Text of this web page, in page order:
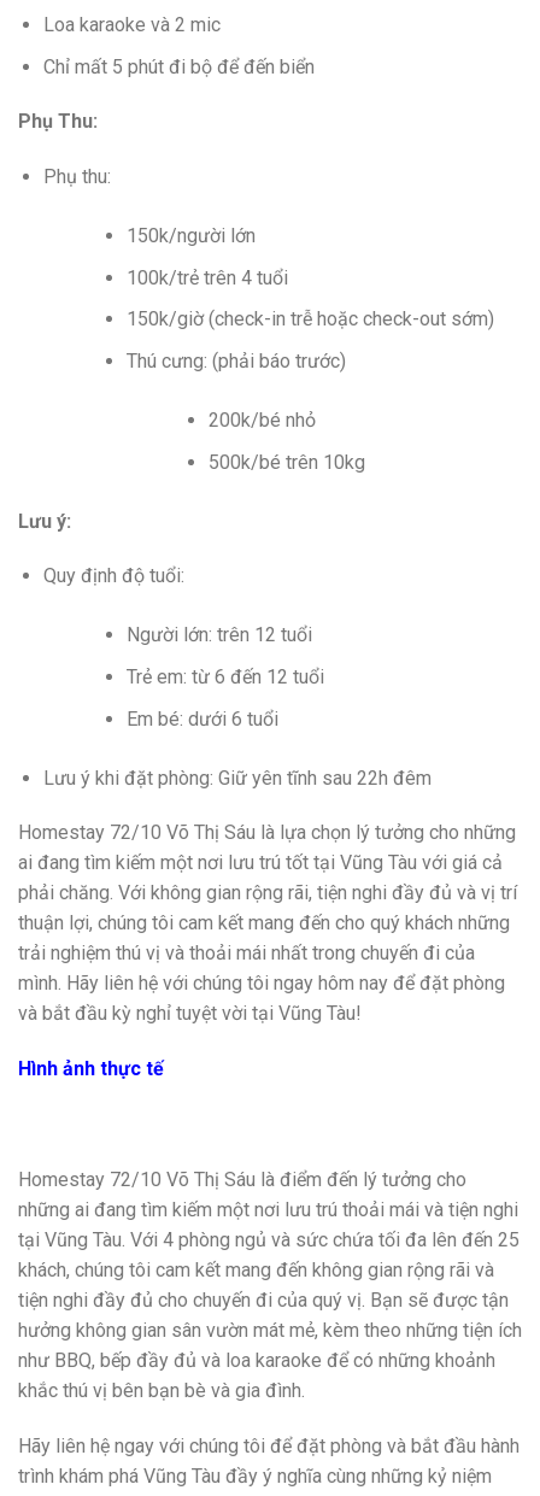
Loa karaoke và 2 mic
Chỉ mất 5 phút đi bộ để đến biển
Phụ Thu:
Phụ thu:
150k/người lớn
100k/trẻ trên 4 tuổi
150k/giờ (check-in trễ hoặc check-out sớm)
Thú cưng: (phải báo trước)
200k/bé nhỏ
500k/bé trên 10kg
Lưu ý:
Quy định độ tuổi:
Người lớn: trên 12 tuổi
Trẻ em: từ 6 đến 12 tuổi
Em bé: dưới 6 tuổi
Lưu ý khi đặt phòng: Giữ yên tĩnh sau 22h đêm
Homestay 72/10 Võ Thị Sáu là lựa chọn lý tưởng cho những
ai đang tìm kiếm một nơi lưu trú tốt tại Vũng Tàu với giá cả
phải chăng. Với không gian rộng rãi, tiện nghi đầy đủ và vị trí
thuận lợi, chúng tôi cam kết mang đến cho quý khách những
trải nghiệm thú vị và thoải mái nhất trong chuyến đi của
mình. Hãy liên hệ với chúng tôi ngay hôm nay để đặt phòng
và bắt đầu kỳ nghỉ tuyệt vời tại Vũng Tàu!
Hình ảnh thực tế
Homestay 72/10 Võ Thị Sáu là điểm đến lý tưởng cho
những ai đang tìm kiếm một nơi lưu trú thoải mái và tiện nghi
tại Vũng Tàu. Với 4 phòng ngủ và sức chứa tối đa lên đến 25
khách, chúng tôi cam kết mang đến không gian rộng rãi và
tiện nghi đầy đủ cho chuyến đi của quý vị. Bạn sẽ được tận
hưởng không gian sân vườn mát mẻ, kèm theo những tiện ích
như BBQ, bếp đầy đủ và loa karaoke để có những khoảnh
khắc thú vị bên bạn bè và gia đình.
Hãy liên hệ ngay với chúng tôi để đặt phòng và bắt đầu hành
trình khám phá Vũng Tàu đầy ý nghĩa cùng những kỷ niệm